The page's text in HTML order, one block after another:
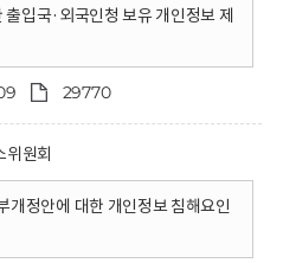
입국·외국인청 보유 개인정보 제
29770
위원회
개정안에 대한 개인정보 침해요인